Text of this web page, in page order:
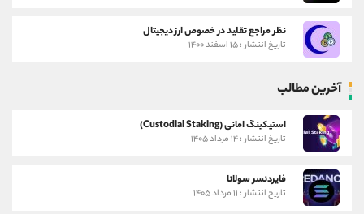
نظر مراجع تقلید در خصوص ارز دیجیتال
تاریخ انتشار : ۱۵ اسفند ۱۴۰۰
آخرین مطالب
استیکینگ امانی (Custodial Staking)
تاریخ انتشار : ۱۴ مرداد ۱۴۰۵
فایردنسر سولانا
تاریخ انتشار : ۱۱ مرداد ۱۴۰۵